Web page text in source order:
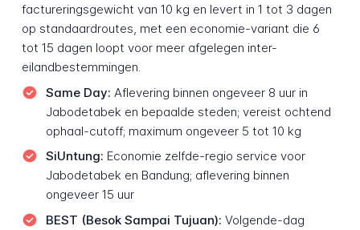
factureringsgewicht van 10 kg en levert in 1 tot 3 dagen
op standaardroutes, met een economie-variant die 6
tot 15 dagen loopt voor meer afgelegen inter-
eilandbestemmingen.
Same Day: Aflevering binnen ongeveer 8 uur in
Jabodetabek en bepaalde steden; vereist ochtend
ophaal-cutoff; maximum ongeveer 5 tot 10 kg
SiUntung: Economie zelfde-regio service voor
Jabodetabek en Bandung; aflevering binnen
ongeveer 15 uur
BEST (Besok Sampai Tujuan): Volgende-dag